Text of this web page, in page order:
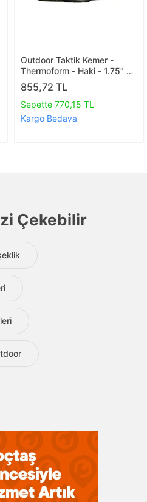
Outdoor Taktik Kemer -
Thermoform - Haki - 1.75" 44
Mm 140 Cm
855,72 TL
Sepette 770,15 TL
Kargo Bedava
Çekebilir